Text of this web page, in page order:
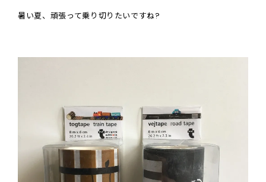
暑い夏、頑張って乗り切りたいですね?